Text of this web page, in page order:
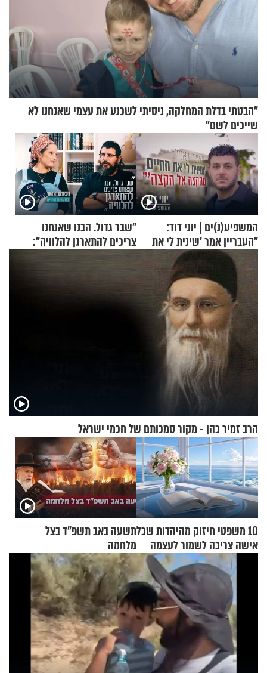
"הבטתי בדלת המחלקה, ניסיתי לשכנע את עצמי שאנחנו לא
שייכים לשם"
המשפיע(נ)ים | יוני דוד:
"העבריין אמר 'שינית לי את
החיים מהקצה אל הקצה'"
"שבר גדול. הבנו שאנחנו
צריכים להתארגן להלוויה":
הרב זמיר כהן - מקור סמכותם של חכמי ישראל
10 משפטי חיזוק מהיהדות שכל
אישה צריכה לשמור לעצמה
תשעה באב תשפ"ד בצל
מלחמה